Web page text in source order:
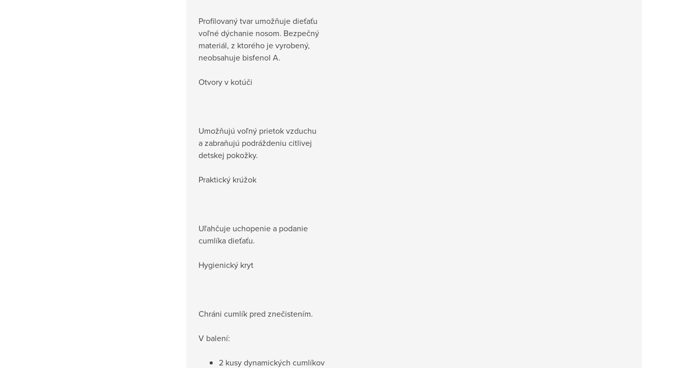
Profilovaný tvar umožňuje dieťaťu
voľné dýchanie nosom. Bezpečný
materiál, z ktorého je vyrobený,
neobsahuje bisfenol A.
Otvory v kotúči
Umožňujú voľný prietok vzduchu
a zabraňujú podráždeniu citlivej
detskej pokožky.
Praktický krúžok
Uľahčuje uchopenie a podanie
cumlíka dieťaťu.
Hygienický kryt
Chráni cumlík pred znečistením.
V balení:
2 kusy dynamických cumlíkov